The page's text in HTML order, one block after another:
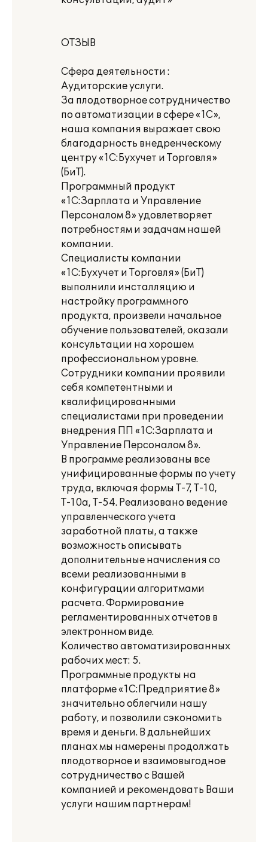
ОТЗЫВ
Сфера деятельности :
Аудиторские услуги.
За плодотворное сотрудничество
по автоматизации в сфере «1С»,
наша компания выражает свою
благодарность внедренческому
центру «1С:Бухучет и Торговля»
(БиТ).
Программный продукт
«1С:Зарплата и Управление
Персоналом 8» удовлетворяет
потребностям и задачам нашей
компании.
Специалисты компании
«1С:Бухучет и Торговля» (БиТ)
выполнили инсталляцию и
настройку программного
продукта, произвели начальное
обучение пользователей, оказали
консультации на хорошем
профессиональном уровне.
Сотрудники компании проявили
себя компетентными и
квалифицированными
специалистами при проведении
внедрения ПП «1С:Зарплата и
Управление Персоналом 8».
В программе реализованы все
унифицированные формы по учету
труда, включая формы Т-7, Т-10,
Т-10а, Т-54. Реализовано ведение
управленческого учета
заработной платы, а также
возможность описывать
дополнительные начисления со
всеми реализованными в
конфигурации алгоритмами
расчета. Формирование
регламентированных отчетов в
электронном виде.
Количество автоматизированных
рабочих мест: 5.
Программные продукты на
платформе «1С:Предприятие 8»
значительно облегчили нашу
работу, и позволили сэкономить
время и деньги. В дальнейших
планах мы намерены продолжать
плодотворное и взаимовыгодное
сотрудничество с Вашей
компанией и рекомендовать Ваши
услуги нашим партнерам!